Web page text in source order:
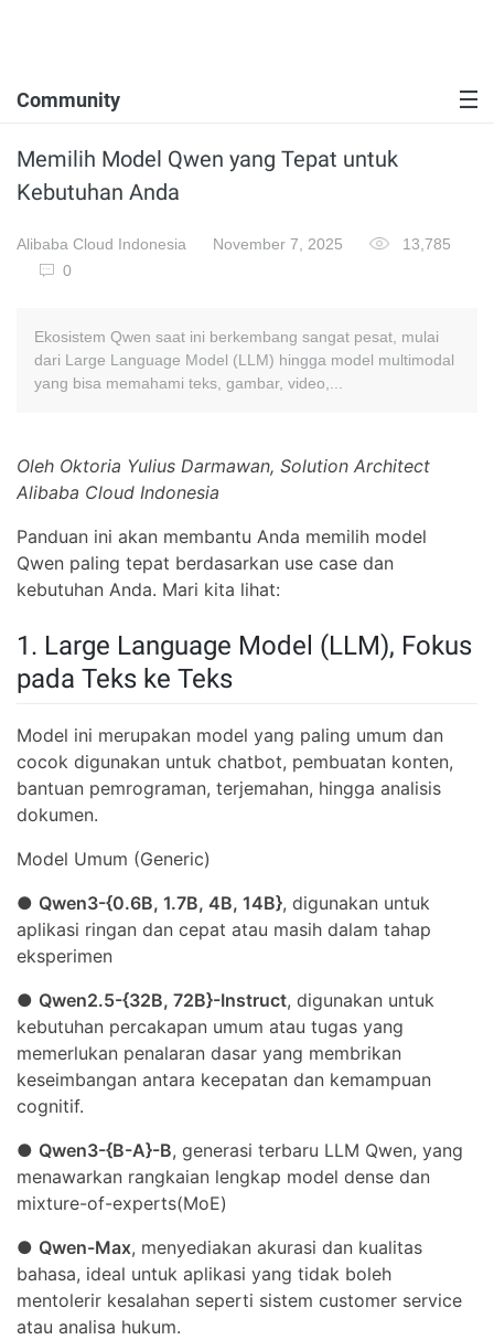
Community
Memilih Model Qwen yang Tepat untuk
Kebutuhan Anda
Alibaba Cloud Indonesia November 7, 2025
13,785
0
Ekosistem Qwen saat ini berkembang sangat pesat, mulai
dari Large Language Model (LLM) hingga model multimodal
yang bisa memahami teks, gambar, video,...
Oleh Oktoria Yulius Darmawan, Solution Architect
Alibaba Cloud Indonesia
Panduan ini akan membantu Anda memilih model
Qwen paling tepat berdasarkan use case dan
kebutuhan Anda. Mari kita lihat:
1. Large Language Model (LLM), Fokus
pada Teks ke Teks
Model ini merupakan model yang paling umum dan
cocok digunakan untuk chatbot, pembuatan konten,
bantuan pemrograman, terjemahan, hingga analisis
dokumen.
Model Umum (Generic)
● Qwen3-{0.6B, 1.7B, 4B, 14B}, digunakan untuk
aplikasi ringan dan cepat atau masih dalam tahap
eksperimen
● Qwen2.5-{32B, 72B}-Instruct, digunakan untuk
kebutuhan percakapan umum atau tugas yang
memerlukan penalaran dasar yang membrikan
keseimbangan antara kecepatan dan kemampuan
cognitif.
● Qwen3-{B-A}-B, generasi terbaru LLM Qwen, yang
menawarkan rangkaian lengkap model dense dan
mixture-of-experts(MoE)
● Qwen-Max, menyediakan akurasi dan kualitas
bahasa, ideal untuk aplikasi yang tidak boleh
mentolerir kesalahan seperti sistem customer service
atau analisa hukum.